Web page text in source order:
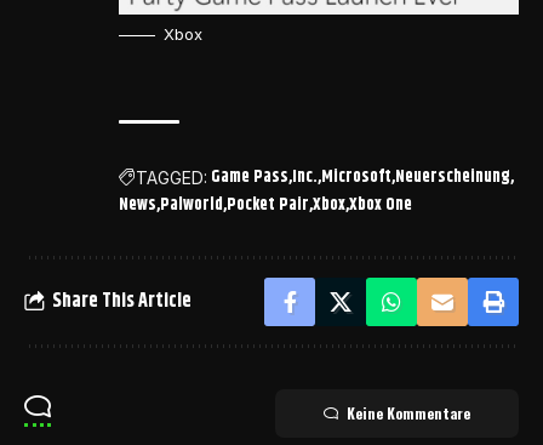
Xbox
TAGGED: Game Pass Inc. Microsoft Neuerscheinung
News Palworld Pocket PairXboxXbox One
Share This Article
Keine Kommentare